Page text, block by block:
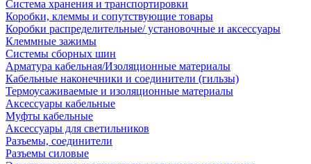
Система хранения и транспортировки
Коробки, клеммы и сопутствующие товары
Коробки распределительные/ установочные и аксессуары
Клеммные зажимы
Системы сборных шин
Арматура кабельная/Изоляционные материалы
Кабельные наконечники и соединители (гильзы)
Термоусаживаемые и изоляционные материалы
Аксессуары кабельные
Муфты кабельные
Аксессуары для светильников
Разъемы, соединители
Разъемы силовые